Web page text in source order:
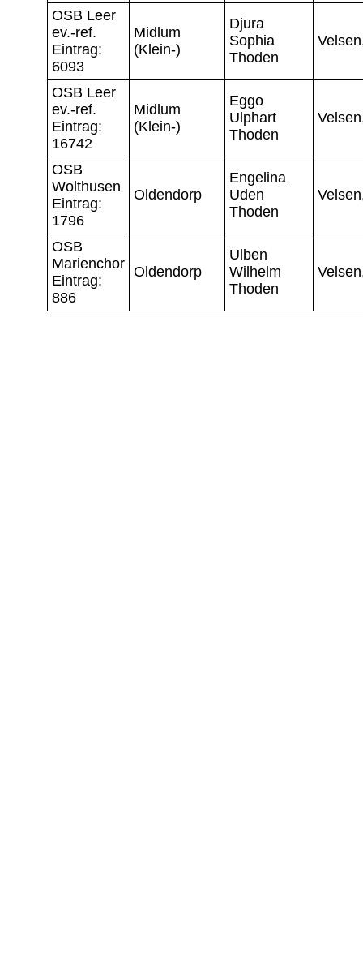
OSB Leer
ev.-ref.
Eintrag:
6093
Midlum
(Klein-)
Djura
Sophia
Thoden
OSB Leer
ev.-ref.
Eintrag:
16742
Midlum
(Klein-)
Eggo
Ulphart
Thoden
OSB
Wolthusen
Eintrag:
1796
Oldendorp
Engelina
Uden
Thoden
OSB
Marienchor
Eintrag:
886
Oldendorp
Ulben
Wilhelm
Thoden